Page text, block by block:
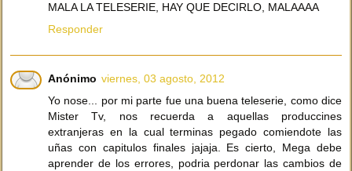
MALA LA TELESERIE, HAY QUE DECIRLO, MALAAAA
Responder
Anónimo viernes, 03 agosto, 2012
Yo nose... por mi parte fue una buena teleserie, como dice
Mister Tv, nos recuerda a aquellas produccines
extranjeras en la cual terminas pegado comiendote las
uñas con capitulos finales jajaja. Es cierto, Mega debe
aprender de los errores, podria perdonar las cambios de